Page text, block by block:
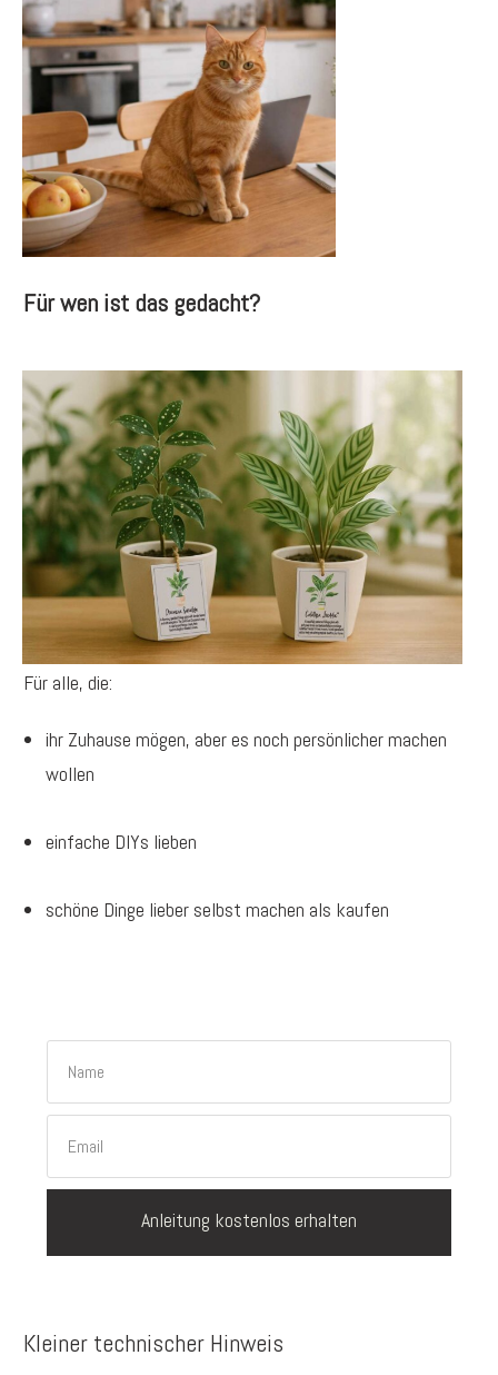
Für wen ist das gedacht?
Für alle, die:
ihr Zuhause mögen, aber es noch persönlicher machen
wollen
einfache DIYs lieben
schöne Dinge lieber selbst machen als kaufen
Anleitung kostenlos erhalten
Kleiner technischer Hinweis